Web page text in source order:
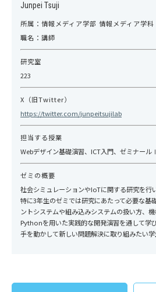
Junpei Tsuji
所属： 情報メディア学部 情報メディア学科
職名： 講師
研究室
223
X（旧Twitter）
https://twitter.com/junpeitsujilab
担当する授業
Webデザイン基礎演習、ICT入門、ゼミナー
ゼミの概要
社会シミュレーションやIoTに関する研究を行い
特に3年生のゼミでは研究にあたって必要な基
ントシステムや組み込みシステムの扱い方、機
Pythonを用いた実践的な開発演習を通して学び
手を動かして新しい問題解決に取り組みたい学